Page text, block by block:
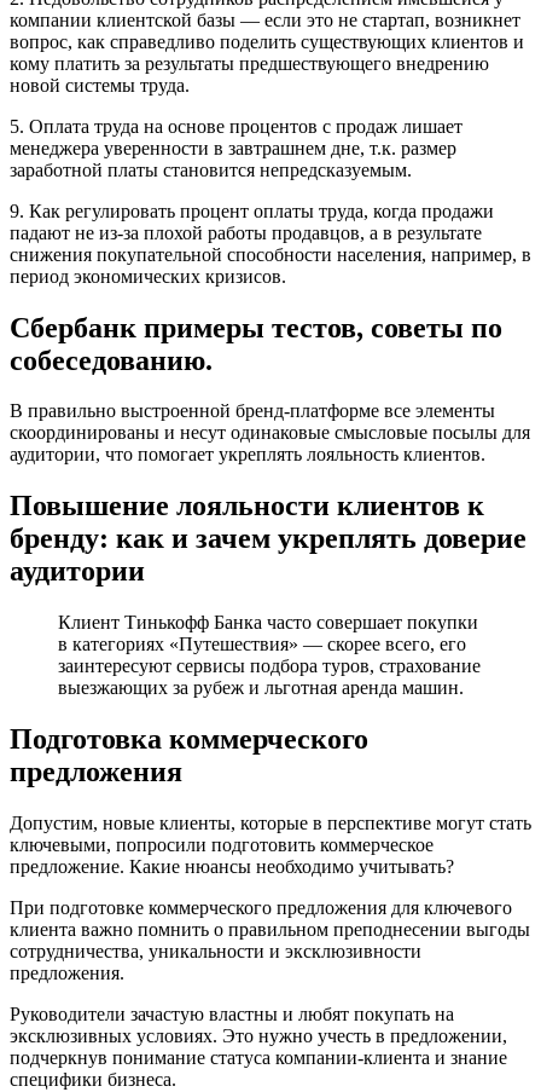
компании клиентской базы — если это не стартап, возникнет
вопрос, как справедливо поделить существующих клиентов и
кому платить за результаты предшествующего внедрению
новой системы труда.
5. Оплата труда на основе процентов с продаж лишает
менеджера уверенности в завтрашнем дне, т.к. размер
заработной платы становится непредсказуемым.
9. Как регулировать процент оплаты труда, когда продажи
падают не из-за плохой работы продавцов, а в результате
снижения покупательной способности населения, например, в
период экономических кризисов.
Сбербанк примеры тестов, советы по
собеседованию.
В правильно выстроенной бренд-платформе все элементы
скоординированы и несут одинаковые смысловые посылы для
аудитории, что помогает укреплять лояльность клиентов.
Повышение лояльности клиентов к
бренду: как и зачем укреплять доверие
аудитории
Клиент Тинькофф Банка часто совершает покупки
в категориях «Путешествия» — скорее всего, его
заинтересуют сервисы подбора туров, страхование
выезжающих за рубеж и льготная аренда машин.
Подготовка коммерческого
предложения
Допустим, новые клиенты, которые в перспективе могут стать
ключевыми, попросили подготовить коммерческое
предложение. Какие нюансы необходимо учитывать?
При подготовке коммерческого предложения для ключевого
клиента важно помнить о правильном преподнесении выгоды
сотрудничества, уникальности и эксклюзивности
предложения.
Руководители зачастую властны и любят покупать на
эксклюзивных условиях. Это нужно учесть в предложении,
подчеркнув понимание статуса компании-клиента и знание
специфики бизнеса.